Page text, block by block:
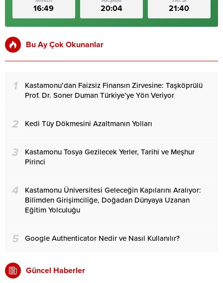
16:49 20:04 21:40
Bu Ay Çok Okunanlar
1
Kastamonu’dan Faizsiz Finansın Zirvesine: Taşköprülü
Prof. Dr. Soner Duman Türkiye’ye Yön Veriyor
2 Kedi Tüy Dökmesini Azaltmanın Yolları
3
Kastamonu Tosya Gezilecek Yerler, Tarihi ve Meşhur
Pirinci
4
Kastamonu Üniversitesi Geleceğin Kapılarını Aralıyor:
Bilimden Girişimciliğe, Doğadan Dünyaya Uzanan
Eğitim Yolculuğu
5 Google Authenticator Nedir ve Nasıl Kullanılır?
Güncel Haberler